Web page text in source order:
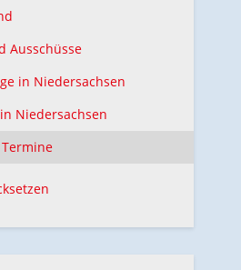
Ausschüsse
in Niedersachsen
Niedersachsen